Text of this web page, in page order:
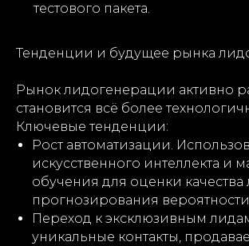
тестового пакета.
Тенденции и будущее рынка
Рынок лидогенерации активно
становится всё более
Ключевые тенденции:
Рост автоматизации.
искусственного интеллекта и
обучения для оценки качества
прогнозирования
Переход к эксклюзивным
уникальные контакты,